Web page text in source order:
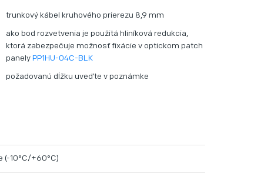
trunkový kábel kruhového prierezu 8,9 mm
ako bod rozvetvenia je použitá hliníková redukcia,
ktorá zabezpečuje možnosť fixácie v optickom patch
panely PP1HU-04C-BLK
požadovanú dĺžku uveďte v poznámke
(-10°C/+60°C)